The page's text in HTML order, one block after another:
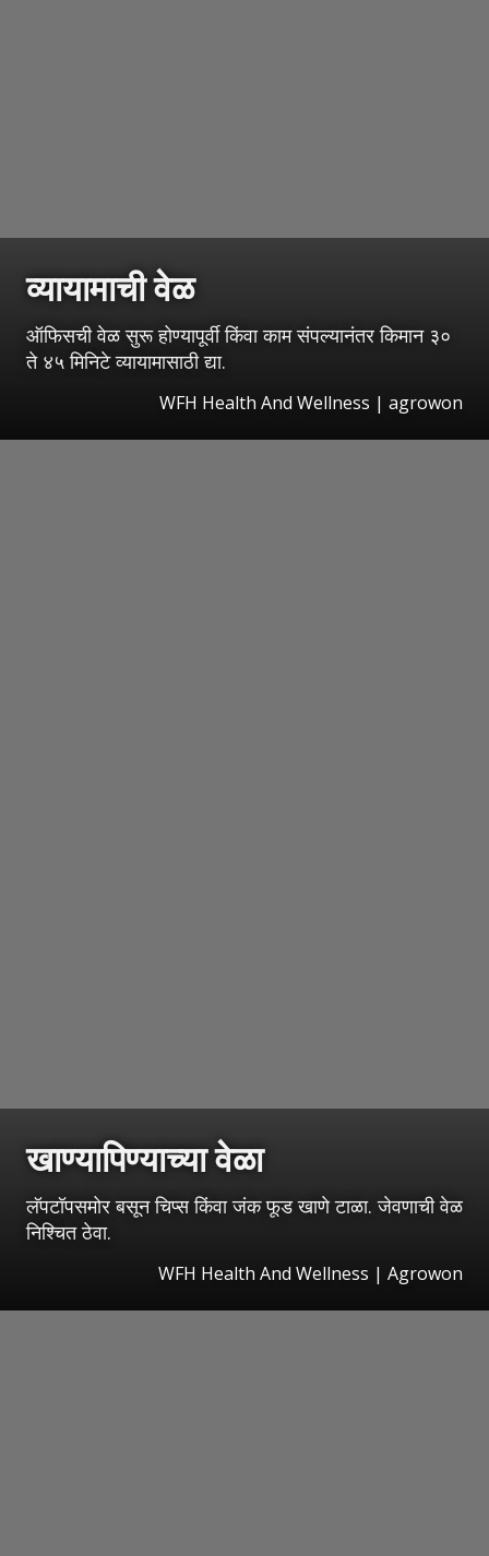
व्यायामाची वेळ
ऑफिसची वेळ सुरू होण्यापूर्वी किंवा काम संपल्यानंतर किमान ३०
ते ४५ मिनिटे व्यायामासाठी द्या.
WFH Health And Wellness | agrowon
खाण्यापिण्याच्या वेळा
लॅपटॉपसमोर बसून चिप्स किंवा जंक फूड खाणे टाळा. जेवणाची वेळ
निश्चित ठेवा.
WFH Health And Wellness | Agrowon